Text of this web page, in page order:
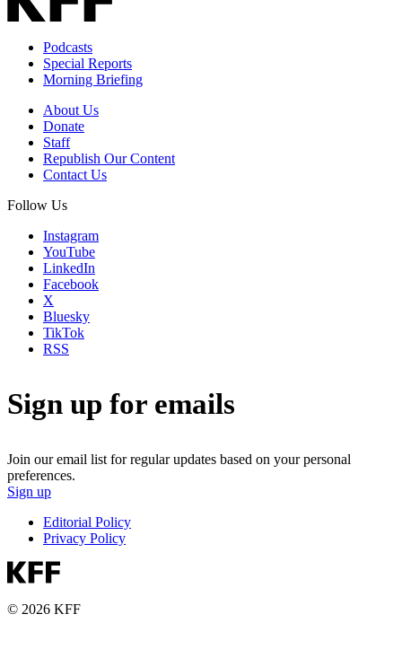
Podcasts
Special Reports
Morning Briefing
About Us
Donate
Staff
Republish Our Content
Contact Us
Follow Us
Instagram
YouTube
LinkedIn
Facebook
X
Bluesky
TikTok
RSS
Sign up for emails
Join our email list for regular updates based on your personal
preferences.
Sign up
Editorial Policy
Privacy Policy
© 2026 KFF